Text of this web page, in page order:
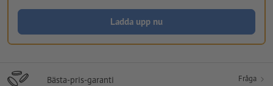
Ladda upp nu
Bästa-pris-garanti Fråga